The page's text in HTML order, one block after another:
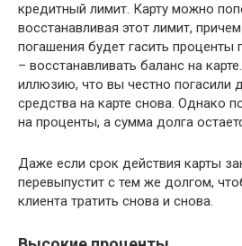
кредитный лимит. Карту можно
восстанавливая этот лимит,
погашения будет гасить проценты
– восстанавливать баланс на
иллюзию, что вы честно погасили
средства на карте снова. Однако
на проценты, а сумма долга
Даже если срок действия карты
перевыпустит с тем же долгом,
клиента тратить снова и снова.